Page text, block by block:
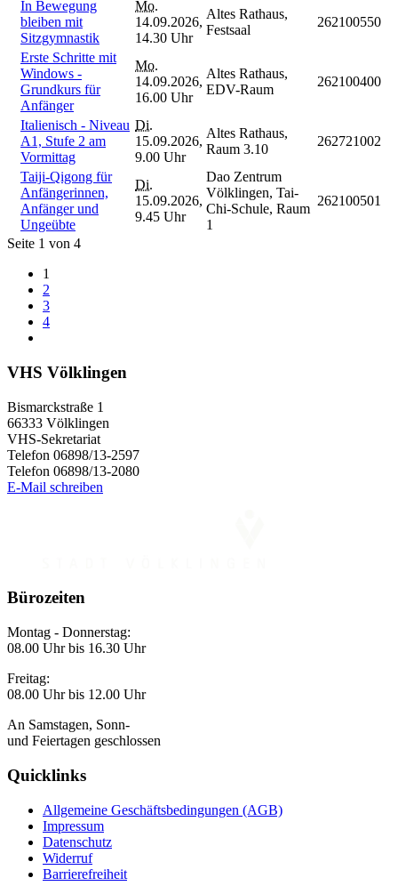
In Bewegung
bleiben mit
Sitzgymnastik
Mo.
14.09.2026,
14.30 Uhr
Altes Rathaus,
Festsaal
262100550
Erste Schritte mit
Windows -
Grundkurs für
Anfänger
Mo.
14.09.2026,
16.00 Uhr
Altes Rathaus,
EDV-Raum
262100400
Italienisch - Niveau
A1, Stufe 2 am
Vormittag
Di.
15.09.2026,
9.00 Uhr
Altes Rathaus,
Raum 3.10
262721002
Taiji-Qigong für
Anfängerinnen,
Anfänger und
Ungeübte
Di.
15.09.2026,
9.45 Uhr
Dao Zentrum
Völklingen, Tai-
Chi-Schule, Raum
1
262100501
Seite 1 von 4
1
2
3
4
VHS Völklingen
Bismarckstraße 1
66333 Völklingen
VHS-Sekretariat
Telefon 06898/13-2597
Telefon 06898/13-2080
E-Mail schreiben
Bürozeiten
Montag - Donnerstag:
08.00 Uhr bis 16.30 Uhr
Freitag:
08.00 Uhr bis 12.00 Uhr
An Samstagen, Sonn-
und Feiertagen geschlossen
Quicklinks
Allgemeine Geschäftsbedingungen (AGB)
Impressum
Datenschutz
Widerruf
Barrierefreiheit